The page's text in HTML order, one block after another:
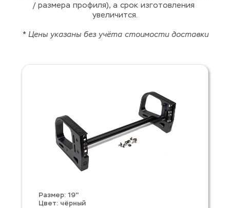
/ размера профиля), а срок изготовления
увеличится.
* Цены указаны без учёта стоимости доставки
Размер: 19''
Цвет: чёрный